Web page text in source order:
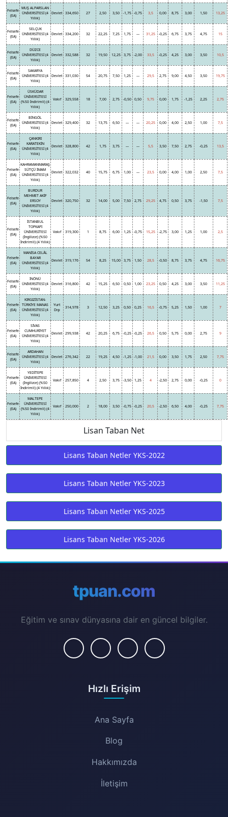
Felsefe
(EA)
MUŞ ALPARSLAN
ÜNİVERSİTESİ (4
Yıllık)
Devlet 334,650 27 2,50 3,50 -1,75 -0,75 3,5 0,00 8,75 3,00 1,50 13,25
Felsefe
(EA)
SELÇUK
ÜNİVERSİTESİ (4
Yıllık)
Devlet 334,200 32 22,25 7,25 1,75 --- 31,25 -0,25 6,75 3,75 4,75 15
Felsefe
(EA)
DÜZCE
ÜNİVERSİTESİ (4
Yıllık)
Devlet 332,588 32 19,50 12,25 3,75 -2,00 33,5 -0,25 4,25 3,00 3,50 10,5
Felsefe
(EA)
SAKARYA
ÜNİVERSİTESİ (4
Yıllık)
Devlet 331,030 54 20,75 7,50 1,25 --- 29,5 2,75 9,00 4,50 3,50 19,75
Felsefe
(EA)
ÜSKÜDAR
ÜNİVERSİTESİ
(%50 İndirimli) (4
Yıllık)
Vakıf 329,558 18 7,00 2,75 -0,50 0,50 9,75 0,00 1,75 -1,25 2,25 2,75
Felsefe
(EA)
BİNGÖL
ÜNİVERSİTESİ (4
Yıllık)
Devlet 329,400 32 13,75 6,50 --- --- 20,25 0,00 4,00 2,50 1,00 7,5
Felsefe
(EA)
ÇANKIRI
KARATEKİN
ÜNİVERSİTESİ (4
Yıllık)
Devlet 328,800 42 1,75 3,75 --- --- 5,5 3,50 7,50 2,75 -0,25 13,5
Felsefe
(EA)
KAHRAMANMARAŞ
SÜTÇÜ İMAM
ÜNİVERSİTESİ (4
Yıllık)
Devlet 322,032 40 15,75 6,75 1,00 --- 23,5 0,00 4,00 1,00 2,50 7,5
Felsefe
(EA)
BURDUR
MEHMET AKİF
ERSOY
ÜNİVERSİTESİ (4
Yıllık)
Devlet 320,750 32 14,00 5,00 7,50 2,75 29,25 4,75 0,50 3,75 -1,50 7,5
Felsefe
(EA)
İSTANBUL
TOPKAPI
ÜNİVERSİTESİ
(İngilizce) (%50
İndirimli) (4 Yıllık)
Vakıf 319,300 1 8,75 6,00 1,25 -0,75 15,25 -2,75 3,00 1,25 1,00 2,5
Felsefe
(EA)
MANİSA CELÂL
BAYAR
ÜNİVERSİTESİ (4
Yıllık)
Devlet 319,176 54 8,25 15,00 3,75 1,50 28,5 -0,50 8,75 3,75 4,75 16,75
Felsefe
(EA)
İNÖNÜ
ÜNİVERSİTESİ (4
Yıllık)
Devlet 316,800 42 15,25 6,50 0,50 1,00 23,25 0,50 4,25 3,00 3,50 11,25
Felsefe
(EA)
KIRGIZİSTAN-
TÜRKİYE MANAS
ÜNİVERSİTESİ (4
Yıllık)
Yurt
Dışı
314,978 3 12,50 3,25 0,50 0,25 16,5 -0,75 5,25 1,50 1,00 7
Felsefe
(EA)
SİVAS
CUMHURİYET
ÜNİVERSİTESİ (4
Yıllık)
Devlet 299,938 42 20,25 6,75 -0,25 -0,25 26,5 0,50 5,75 0,00 2,75 9
Felsefe
(EA)
ARDAHAN
ÜNİVERSİTESİ (4
Yıllık)
Devlet 276,342 22 19,25 4,50 -1,25 -1,00 21,5 0,00 3,50 1,75 2,50 7,75
Felsefe
(EA)
YEDİTEPE
ÜNİVERSİTESİ
(İngilizce) (%50
İndirimli) (4 Yıllık)
Vakıf 257,850 4 2,50 3,75 -3,50 1,25 4 -2,50 2,75 0,00 -0,25 0
Felsefe
(EA)
MALTEPE
ÜNİVERSİTESİ
(%50 İndirimli) (4
Yıllık)
Vakıf 250,000 2 18,00 3,50 -0,75 -0,25 20,5 -2,50 6,50 4,00 -0,25 7,75
Lisan Taban Net
Lisans Taban Netler YKS-2022
Lisans Taban Netler YKS-2023
Lisans Taban Netler YKS-2025
Lisans Taban Netler YKS-2026
tpuan.com
Eğitim ve sınav dünyasına dair en güncel bilgiler.
Hızlı Erişim
Ana Sayfa
Blog
Hakkımızda
İletişim